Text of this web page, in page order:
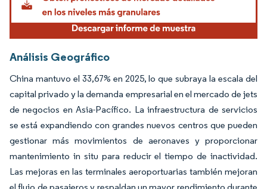
Análisis Geográfico
China mantuvo el 33,67% en 2025, lo que subraya la escala del
capital privado y la demanda empresarial en el mercado de jets
de negocios en Asia-Pacífico. La infraestructura de servicios
se está expandiendo con grandes nuevos centros que pueden
gestionar más movimientos de aeronaves y proporcionar
mantenimiento in situ para reducir el tiempo de inactividad.
Las mejoras en las terminales aeroportuarias también mejoran